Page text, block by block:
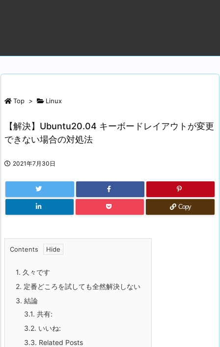
Top > Linux
【解決】Ubuntu20.04 キーボードレイアウトが変更
できない場合の対処法
2021年7月30日
Copy
Contents
1. 久々です
2. 定番どころを試しても全然解決しない
3. 結論
3.1. 共有:
3.2. いいね:
3.3. Related Posts